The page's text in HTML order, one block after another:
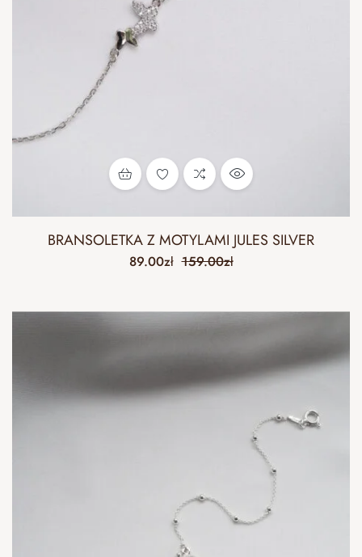
BRANSOLETKA Z MOTYLAMI JULES SILVER
159.00zł
89.00zł